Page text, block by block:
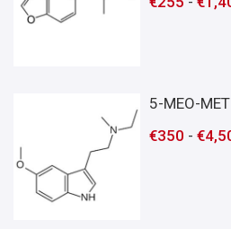
5-MEO-MET
€350 -€